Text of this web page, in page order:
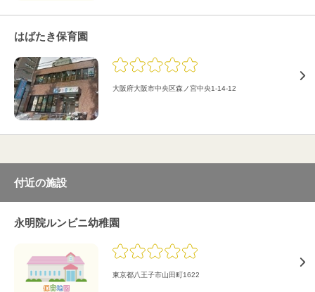
はばたき保育園
大阪府大阪市中央区森ノ宮中央1-14-12
付近の施設
永明院ルンビニ幼稚園
東京都八王子市山田町1622